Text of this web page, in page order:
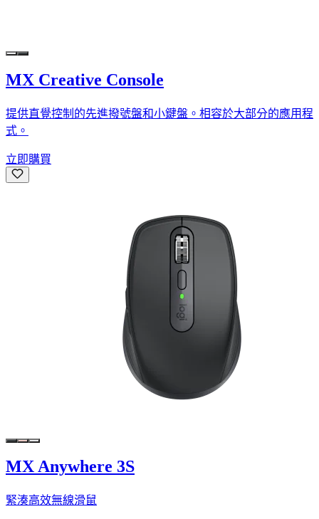
MX Creative Console
提供直覺控制的先進撥號盤和小鍵盤。相容於大部分的應用程
式。
立即購買
MX Anywhere 3S
緊湊高效無線滑鼠